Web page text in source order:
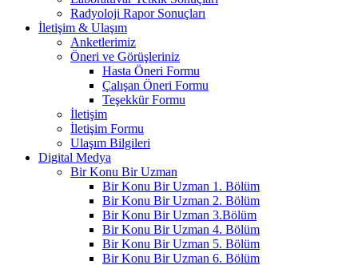
Radyoloji Rapor Sonuçları
İletişim & Ulaşım
Anketlerimiz
Öneri ve Görüşleriniz
Hasta Öneri Formu
Çalışan Öneri Formu
Teşekkür Formu
İletişim
İletişim Formu
Ulaşım Bilgileri
Digital Medya
Bir Konu Bir Uzman
Bir Konu Bir Uzman 1. Bölüm
Bir Konu Bir Uzman 2. Bölüm
Bir Konu Bir Uzman 3.Bölüm
Bir Konu Bir Uzman 4. Bölüm
Bir Konu Bir Uzman 5. Bölüm
Bir Konu Bir Uzman 6. Bölüm